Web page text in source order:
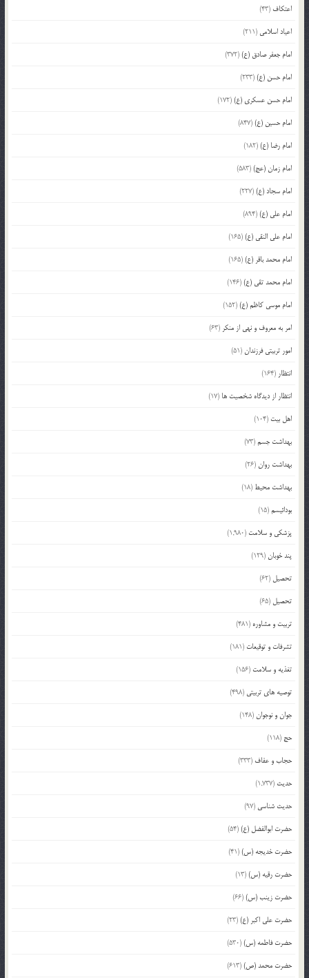
اعتکاف (43)
اعیاد اسلامی (211)
امام جعفر صادق (ع)(372)
امام حسن (ع)(233)
امام حسن عسکری (ع)(172)
امام حسین (ع)(847)
امام رضا (ع)(182)
امام زمان (عج)(583)
امام سجاد (ع)(227)
امام علی (ع)(894)
امام علی النقی (ع)(165)
امام محمد باقر (ع)(165)
امام محمد تقی (ع)(146)
امام موسی کاظم (ع)(152)
امر به معروف و نهی از منکر (63)
امور تربیتی فرزندان(51)
انتظار (164)
انتظار از دیدگاه شخصیت ها (17)
اهل بیت (104)
بهداشت جسم(73)
بهداشت روان(26)
بهداشت محیط (18)
بودائیسم(15)
پزشکی و سلامت (1,980)
پند خوبان(129)
تحصیل (62)
تحصیل (65)
تربیت و مشاوره (481)
تشرفات و توقیعات (181)
تغذیه و سلامت (156)
توصیه های تربیتی (498)
جوان و نوجوان(148)
حج (118)
حجاب و عفاف (333)
حدیث (1,737)
حدیث شناسی (97)
حضرت ابوالفضل (ع)(54)
حضرت خدیجه (س)(41)
حضرت رقیه (س)(13)
حضرت زینب (س)(66)
حضرت علی اکبر (ع)(23)
حضرت فاطمه (س)(530)
حضرت محمد (ص)(613)